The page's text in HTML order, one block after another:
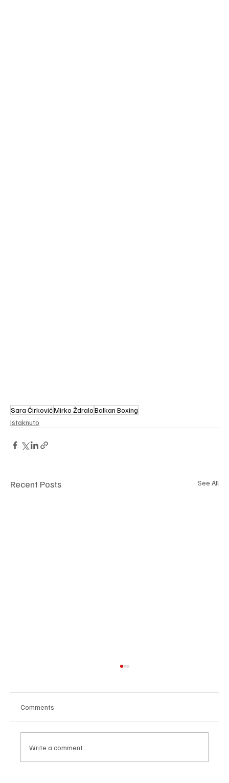
Sara ĆirkovićMirko ŽdraloBalkan Boxing
Istaknuto
Recent Posts See All
Comments
Write a comment...